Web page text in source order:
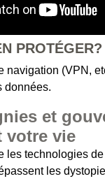
PROTÉGER?
navigation (VPN,
données.
et
votre vie
les technologies
les